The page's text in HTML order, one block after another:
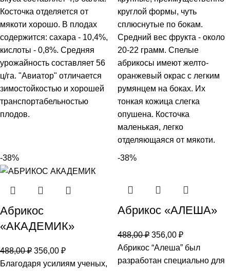
Косточка отделяется от
мякоти хорошо. В плодах
содержится: сахара - 10,4%,
кислоты - 0,8%. Средняя
урожайность составляет 56
ц/га. "Авиатор" отличается
зимостойкостью и хорошей
транспортабельностью
плодов.
круглой формы, чуть
сплюснутые по бокам.
Средний вес фрукта - около
20-22 грамм. Спелые
абрикосы имеют желто-
оранжевый окрас с легким
румянцем на боках. Их
тонкая кожица слегка
опушена. Косточка
маленькая, легко
отделяющаяся от мякоти.
-38%
Абрикос
«АКАДЕМИК»
488,00₽ 356,00 ₽
Благодаря усилиям ученых,
-38%
Абрикос «АЛЕША»
488,00₽ 356,00 ₽
Абрикос “Алеша” был
разработан специально для